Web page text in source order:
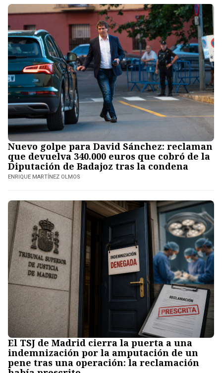
Nuevo golpe para David Sánchez: reclaman
que devuelva 340.000 euros que cobró de la
Diputación de Badajoz tras la condena
ENRIQUE MARTÍNEZ OLMOS
El TSJ de Madrid cierra la puerta a una
indemnización por la amputación de un
pene tras una operación: la reclamación